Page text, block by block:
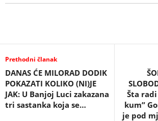
Prethodni članak
DANAS ĆE MILORAD DODIK
POKAZATI KOLIKO (NI)JE
JAK: U Banjoj Luci zakazana
tri sastanka koja se…
Šta
kum”
je pod